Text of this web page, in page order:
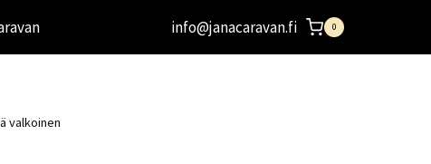
info@janacaravan.fi 0
valkoinen